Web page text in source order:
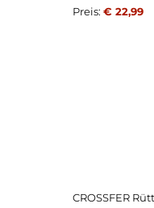
Preis: € 22,99
CROSSFER